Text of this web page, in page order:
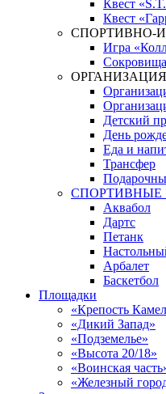
Квест
Квест
СПОРТИВНО-
Игра
Детский
День
Еда и
Трансфер
СПОРТИВНЫЕ
Аквабол
Дартс
Петанк
Арбалет
Баскетбол
Площадки
«Крепость
«Дикий Запад»
«Подземелье»
«Высота 20/18»
«Воинская
«Железный